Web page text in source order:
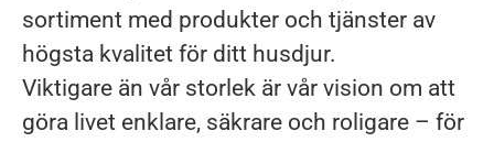
sortiment med produkter och tjänster av
högsta kvalitet för ditt husdjur.
Viktigare än vår storlek är vår vision om att
göra livet enklare, säkrare och roligare – för